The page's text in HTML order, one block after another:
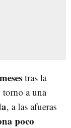
tras la
torno a una
, a las afueras
poco